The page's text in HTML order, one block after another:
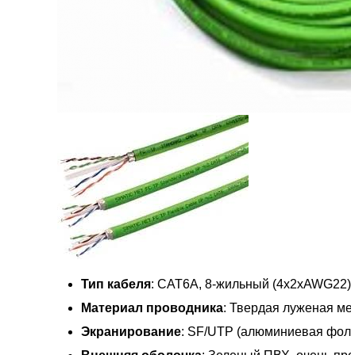
Тип кабеля: CAT6A, 8-жильный
Материал проводника: Твердая луженая
Экранирование: SF/UTP (алюминиевая